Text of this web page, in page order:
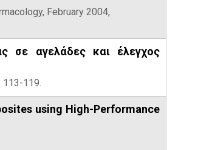
February 2004,
σε αγελάδες και έλεγχος
119.
using High-Performance